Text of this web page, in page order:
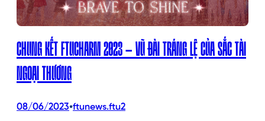
CHUNG KẾT FTUCHARM 2023 – VŨ ĐÀI TRÁNG LỆ CỦA SẮC TÀI
NGOẠI THƯƠNG
08/06/2023•ftunews.ftu2